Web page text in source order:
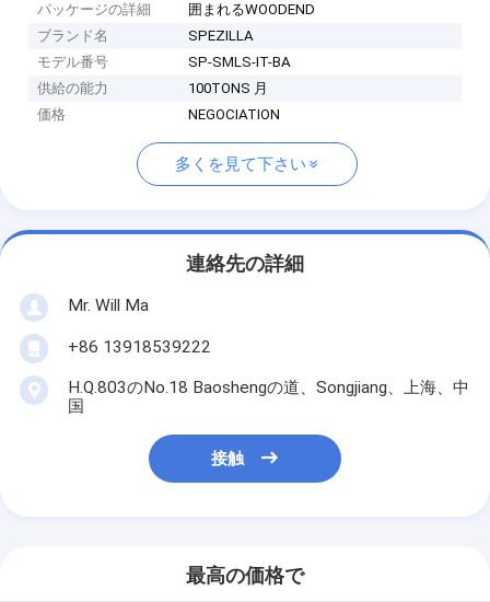
パッケージの詳細
囲まれるWOODEND
ブランド名
SPEZILLA
モデル番号
SP-SMLS-IT-BA
供給の能力
100TONS 月
価格
NEGOCIATION
多くを見て下さい
連絡先の詳細
Mr. Will Ma
+86 13918539222
H.Q.803のNo.18 Baoshengの道、Songjiang、上海、中
国
接触
最高の価格で